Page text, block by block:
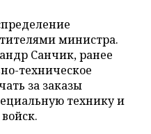
министра.
Санчик, ранее
техническое
за заказы
технику и